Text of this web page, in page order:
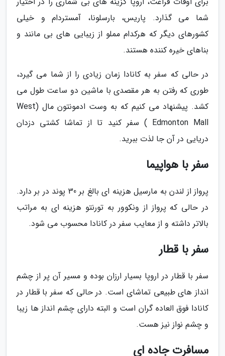
شما می گذارد. پاریس، بارسلونا، آمستردام و خیلی
کشورهای دیگر که هرکدام مملو از زیبایی های بی مانند و
بناهای خیره کننده هستند.
در حالی که سفر به کانادا زمان زیادی را از شما می گیرد،
طوری که رفتن به هر مقصدی با ماشین دو ساعت طول می
کشد. پیشنهاد می کنیم که به وست ادمونتون مال (West
Edmonton Mall ) سفر کنید تا از تماشا کشتی دزدان
دریایی در آن جا لذت ببرید.
سفر با هواپیما
پرواز از لندن به مارسیل هزینه ای بالغ بر 30 پوند در بر دارد.
در حالی که پرواز از ونکوور به تورنتو هزینه ای به مراتب
بالاتر داشته و از معایب سفر در کانادا محسوب می شود.
سفر با قطار
سفر با قطار در اروپا بسیار ارزان بوده و مسیر آن پر از چشم
انداز های طبیعی تماشای است. در حالی که سفر با قطار در
کانادا فوق العاده گران است و البته دارای چشم انداز ها زیبا
و چشم نواز نیز هست.
مسافرت جاده ای